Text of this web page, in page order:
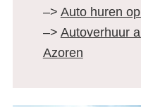
–> Auto huren
–> Autoverhuur
Azoren